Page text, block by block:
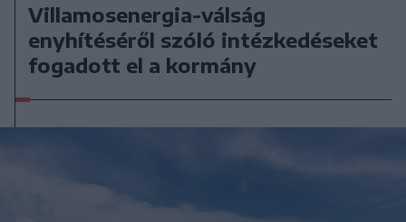
Villamosenergia-válság
enyhítéséről szóló intézkedéseket
fogadott el a kormány